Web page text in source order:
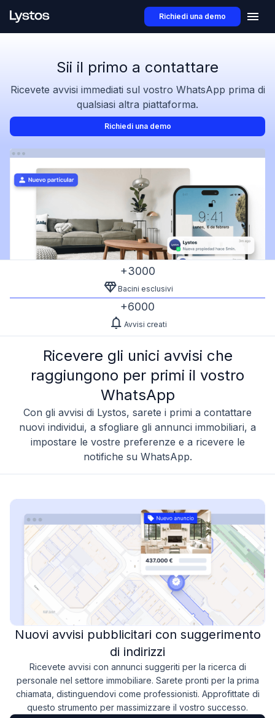
Richiedi una demo
Sii il primo a contattare
Ricevete avvisi immediati sul vostro WhatsApp prima di
qualsiasi altra piattaforma.
Richiedi una demo
+3000
Bacini esclusivi
+6000
Avvisi creati
Ricevere gli unici avvisi che
raggiungono per primi il vostro
WhatsApp
Con gli avvisi di Lystos, sarete i primi a contattare
nuovi individui, a sfogliare gli annunci immobiliari, a
impostare le vostre preferenze e a ricevere le
notifiche su WhatsApp.
Nuovi avvisi pubblicitari con suggerimento
di indirizzi
Ricevete avvisi con annunci suggeriti per la ricerca di
personale nel settore immobiliare. Sarete pronti per la prima
chiamata, distinguendovi come professionisti. Approfittate di
questo strumento per massimizzare il vostro successo.